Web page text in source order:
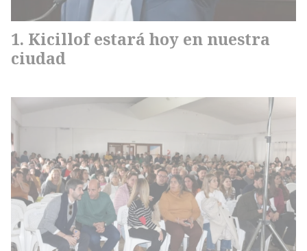
Kicillof estará hoy en nuestra
ciudad